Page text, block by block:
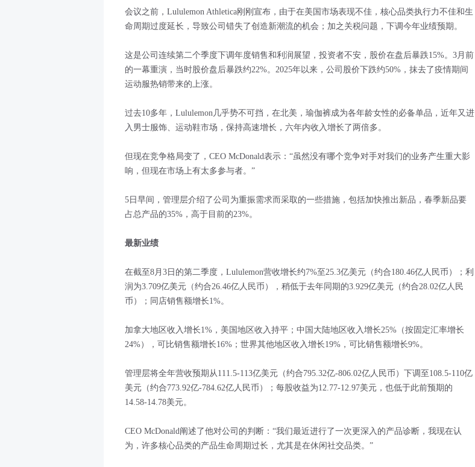
会议之前，Lululemon Athletica刚刚宣布，由于在美国市场表现不佳，核心品类执行力不佳和生
命周期过度延长，导致公司错失了创造新潮流的机会；加之关税问题，下调今年业绩预期。
这是公司连续第二个季度下调年度销售和利润展望，投资者不安，股价在盘后暴跌15%。3月前
的一幕重演，当时股价盘后暴跌约22%。2025年以来，公司股价下跌约50%，抹去了疫情期间
运动服热销带来的上涨。
过去10多年，Lululemon几乎势不可挡，在北美，瑜伽裤成为各年龄女性的必备单品，近年又进
入男士服饰、运动鞋市场，保持高速增长，六年内收入增长了两倍多。
但现在竞争格局变了，CEO McDonald表示：“虽然没有哪个竞争对手对我们的业务产生重大影
响，但现在市场上有太多参与者。”
5日早间，管理层介绍了公司为重振需求而采取的一些措施，包括加快推出新品，春季新品要
占总产品的35%，高于目前的23%。
最新业绩
在截至8月3日的第二季度，Lululemon营收增长约7%至25.3亿美元（约合180.46亿人民币）；利
润为3.709亿美元（约合26.46亿人民币），稍低于去年同期的3.929亿美元（约合28.02亿人民
币）；同店销售额增长1%。
加拿大地区收入增长1%，美国地区收入持平；中国大陆地区收入增长25%（按固定汇率增长
24%），可比销售额增长16%；世界其他地区收入增长19%，可比销售额增长9%。
管理层将全年营收预期从111.5-113亿美元（约合795.32亿-806.02亿人民币）下调至108.5-110亿
美元（约合773.92亿-784.62亿人民币）；每股收益为12.77-12.97美元，也低于此前预期的
14.58-14.78美元。
CEO McDonald阐述了他对公司的判断：“我们最近进行了一次更深入的产品诊断，我现在认
为，许多核心品类的产品生命周期过长，尤其是在休闲社交品类。”